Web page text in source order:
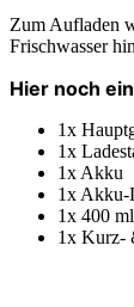
Zum Aufladen
Frischwasser
Hier noch
1x
1x
1x Akku
1x Akku-
1x 400
1x Kurz-